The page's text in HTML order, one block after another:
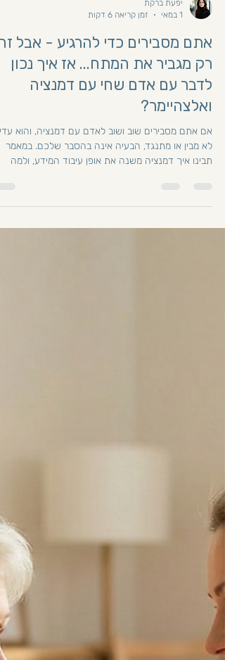
זמן קריאה 6 דקות
אתם מסבירים כדי להרגיע - אבל
רק מגביר את המתח... אז איך נכון
לדבר עם אדם שחי עם דמנציה
ואלצהיימר?
אם אתם מסבירים שוב ושוב לאדם עם דמנציה, והוא
דווקא טון רגוע, תיקוף ותקשורת דרך רגש יכולים לעזור